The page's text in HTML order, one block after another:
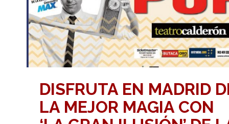
DISFRUTA EN MADRID
LA MEJOR MAGIA CON